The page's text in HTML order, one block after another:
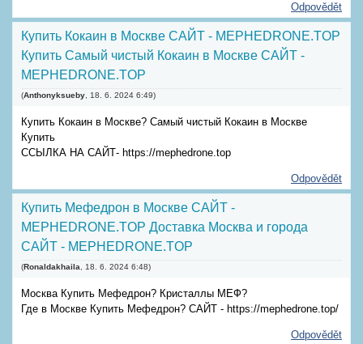
Odpovědět
Купить Кокаин в Москве САЙТ - MEPHEDRONE.TOP
Купить Самый чистый Кокаин в Москве САЙТ -
MEPHEDRONE.TOP
(Anthonyksueby 18. 6. 2024 6:49)
Купить Кокаин в Москве? Самый чистый Кокаин в Москве
Купить
ССЫЛКА НА САЙТ- https://mephedrone.top
Odpovědět
Купить Мефедрон в Москве САЙТ -
MEPHEDRONE.TOP Доставка Москва и города
САЙТ - MEPHEDRONE.TOP
(Ronaldakhaila 18. 6. 2024 6:48)
Москва Купить Мефедрон? Кристаллы МЕФ?
Где в Москве Купить Мефедрон? САЙТ - https://mephedrone.top/
Odpovědět